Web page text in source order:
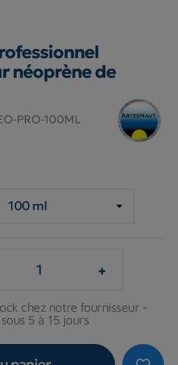
néoprène de
PRO-100ML
+
chez notre fournisseur -
5 à 15 jours